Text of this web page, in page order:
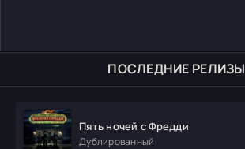
ПОСЛЕДНИЕ РЕЛИЗЫ
Пять ночей с Фредди
Дублированный